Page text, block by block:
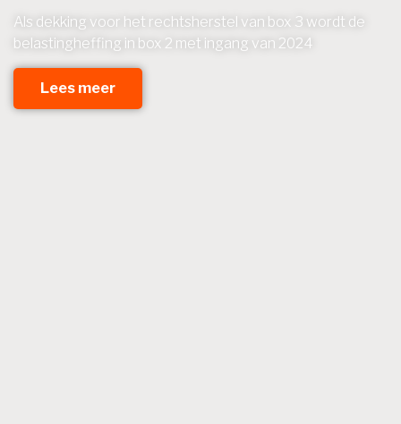
Als dekking voor het rechtsherstel van box 3 wordt de
belastingheffing in box 2 met ingang van 2024
Lees meer